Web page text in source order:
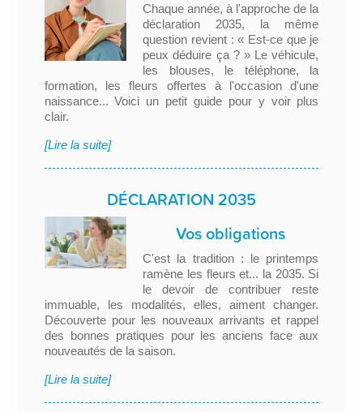
Chaque année, à l'approche de la
déclaration 2035, la même
question revient : « Est-ce que je
peux déduire ça ? » Le véhicule,
les blouses, le téléphone, la
formation, les fleurs offertes à l'occasion d'une
naissance... Voici un petit guide pour y voir plus
clair.
[Lire la suite]
DÉCLARATION 2035
Vos obligations
C'est la tradition : le printemps
ramène les fleurs et... la 2035. Si
le devoir de contribuer reste
immuable, les modalités, elles, aiment changer.
Découverte pour les nouveaux arrivants et rappel
des bonnes pratiques pour les anciens face aux
nouveautés de la saison.
[Lire la suite]